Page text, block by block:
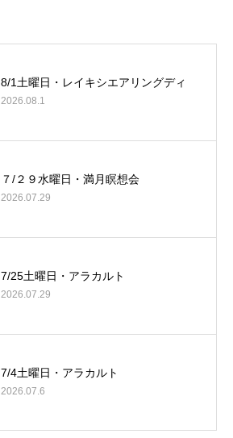
8/1土曜日・レイキシエアリングディ
2026.08.1
７/２９水曜日・満月瞑想会
2026.07.29
7/25土曜日・アラカルト
2026.07.29
7/4土曜日・アラカルト
2026.07.6